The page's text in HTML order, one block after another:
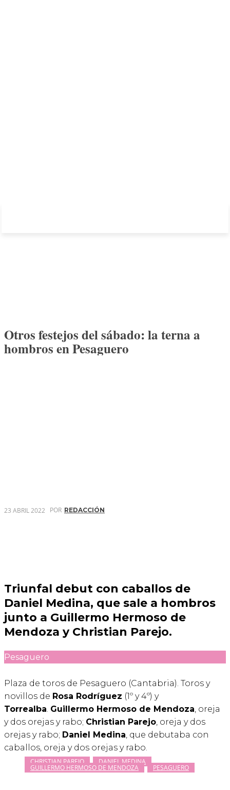
Otros festejos del sábado: la terna a
hombros en Pesaguero
23 ABRIL 2022 POR REDACCIÓN
Triunfal debut con caballos de
Daniel Medina, que sale a hombros
junto a Guillermo Hermoso de
Mendoza y Christian Parejo.
Pesaguero
Plaza de toros de Pesaguero (Cantabria). Toros y
novillos de Rosa Rodríguez (1º y 4º) y
Torrealba Guillermo Hermoso de Mendoza , oreja
y dos orejas y rabo; Christian Parejo , oreja y dos
orejas y rabo; Daniel Medina , que debutaba con
caballos, oreja y dos orejas y rabo.
CHRISTIAN PAREJO DANIEL MEDINA
GUILLERMO HERMOSO DE MENDOZA PESAGUERO